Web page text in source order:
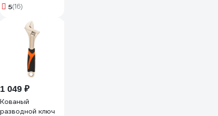
1000V, CrV,
5(16)
1 049 ₽
Кованый
разводной ключ